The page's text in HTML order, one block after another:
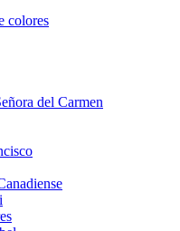
colores
del Carmen